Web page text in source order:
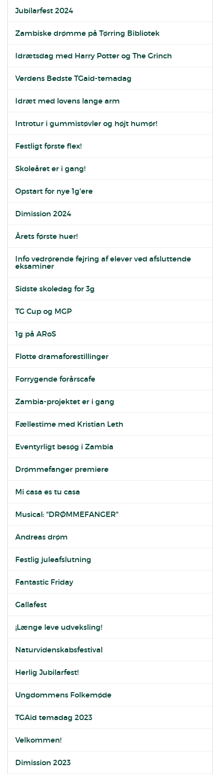
Jubilarfest 2024
Zambiske drømme på Tørring Bibliotek
Idrætsdag med Harry Potter og The Grinch
Verdens Bedste TGaid-temadag
Idræt med lovens lange arm
Introtur i gummistøvler og højt humør!
Festligt første flex!
Skoleåret er i gang!
Opstart for nye 1g'ere
Dimission 2024
Årets første huer!
Info vedrørende fejring af elever ved afsluttende
eksaminer
Sidste skoledag for 3g
TG Cup og MGP
1g på ARoS
Flotte dramaforestillinger
Forrygende forårscafe
Zambia-projektet er i gang
Fællestime med Kristian Leth
Eventyrligt besøg i Zambia
Drømmefanger premiere
Mi casa es tu casa
Musical: "DRØMMEFANGER"
Andreas drøm
Festlig juleafslutning
Fantastic Friday
Gallafest
¡Længe leve udveksling!
Naturvidenskabsfestival
Herlig Jubilarfest!
Ungdommens Folkemøde
TGAid temadag 2023
Velkommen!
Dimission 2023